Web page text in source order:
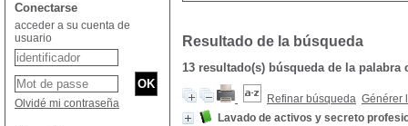
Resultado de la búsqueda
13 resultado(s) búsqueda de la palabra
Refinar búsqueda Générer
Lavado de activos y secreto
Conectarse
acceder a su cuenta de
usuario
Olvidé mi contraseña